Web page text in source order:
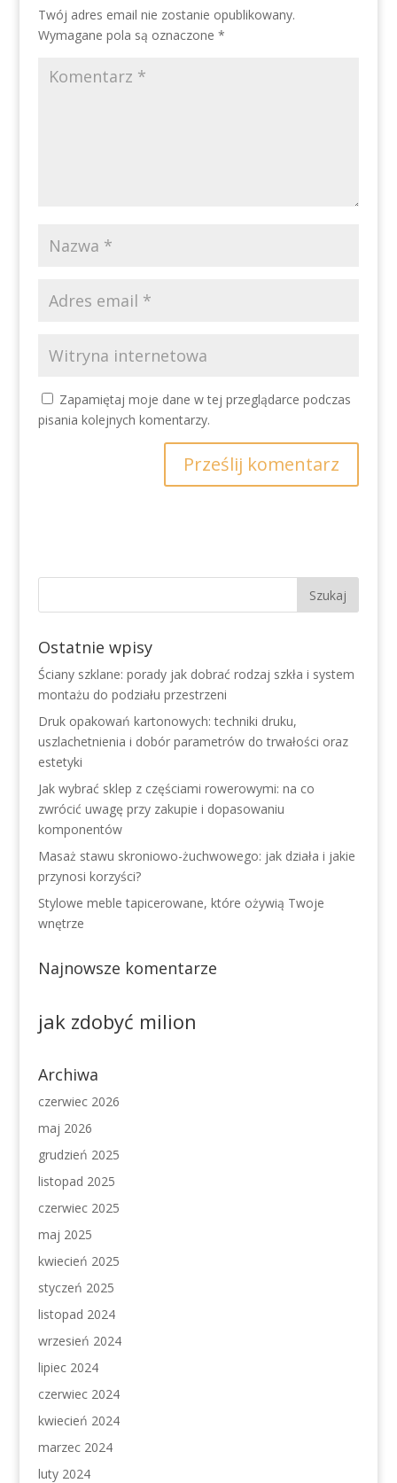
Twój adres email nie zostanie opublikowany.
Wymagane pola są oznaczone *
Zapamiętaj moje dane w tej przeglądarce podczas
pisania kolejnych komentarzy.
Ostatnie wpisy
Ściany szklane: porady jak dobrać rodzaj szkła i system
montażu do podziału przestrzeni
Druk opakowań kartonowych: techniki druku,
uszlachetnienia i dobór parametrów do trwałości oraz
estetyki
Jak wybrać sklep z częściami rowerowymi: na co
zwrócić uwagę przy zakupie i dopasowaniu
komponentów
Masaż stawu skroniowo-żuchwowego: jak działa i jakie
przynosi korzyści?
Stylowe meble tapicerowane, które ożywią Twoje
wnętrze
Najnowsze komentarze
jak zdobyć milion
Archiwa
czerwiec 2026
maj 2026
grudzień 2025
listopad 2025
czerwiec 2025
maj 2025
kwiecień 2025
styczeń 2025
listopad 2024
wrzesień 2024
lipiec 2024
czerwiec 2024
kwiecień 2024
marzec 2024
luty 2024